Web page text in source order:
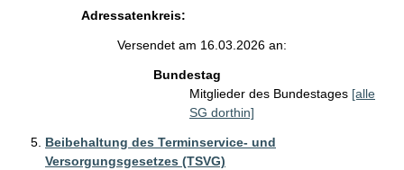
Adressatenkreis:
Versendet am 16.03.2026 an:
Bundestag
Mitglieder des Bundestages [alle
SG dorthin]
Beibehaltung des Terminservice- und
Versorgungsgesetzes (TSVG)